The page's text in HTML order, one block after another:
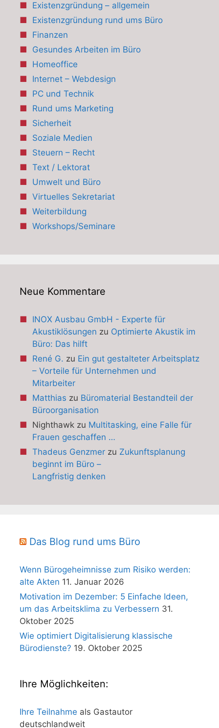
Existenzgründung – allgemein
Existenzgründung rund ums Büro
Finanzen
Gesundes Arbeiten im Büro
Homeoffice
Internet – Webdesign
PC und Technik
Rund ums Marketing
Sicherheit
Soziale Medien
Steuern – Recht
Text / Lektorat
Umwelt und Büro
Virtuelles Sekretariat
Weiterbildung
Workshops/Seminare
Neue Kommentare
INOX Ausbau GmbH - Experte für
Akustiklösungen zu Optimierte Akustik im
Büro: Das hilft
René G. zu Ein gut gestalteter Arbeitsplatz
– Vorteile für Unternehmen und
Mitarbeiter
Matthias zu Büromaterial Bestandteil der
Büroorganisation
Nighthawkzu Multitasking, eine Falle für
Frauen geschaffen …
Thadeus Genzmerzu Zukunftsplanung
beginnt im Büro –
Langfristig denken
Das Blog rund ums Büro
Wenn Bürogeheimnisse zum Risiko werden:
alte Akten 11. Januar 2026
Motivation im Dezember: 5 Einfache Ideen,
um das Arbeitsklima zu Verbessern 31.
Oktober 2025
Wie optimiert Digitalisierung klassische
Bürodienste? 19. Oktober 2025
Ihre Möglichkeiten:
Ihre Teilnahme als Gastautor
deutschlandweit